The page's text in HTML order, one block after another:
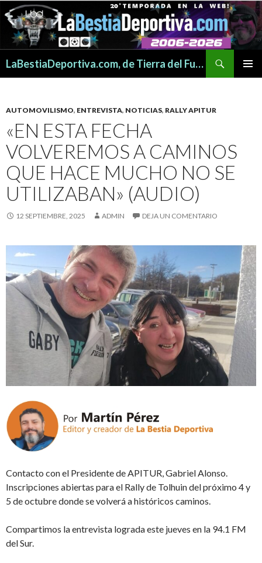
LaBestiaDeportiva.com, de Tierra del Fuego para todo el mundo
AUTOMOVILISMO, ENTREVISTA, NOTICIAS, RALLY APITUR
«EN ESTA FECHA
VOLVEREMOS A CAMINOS
QUE HACE MUCHO NO SE
UTILIZABAN» (AUDIO)
12 SEPTIEMBRE, 2025 ADMIN DEJA UN COMENTARIO
Contacto con el Presidente de APITUR, Gabriel Alonso.
Inscripciones abiertas para el Rally de Tolhuin del próximo 4 y
5 de octubre donde se volverá a históricos caminos.
Compartimos la entrevista lograda este jueves en la 94.1 FM
del Sur.